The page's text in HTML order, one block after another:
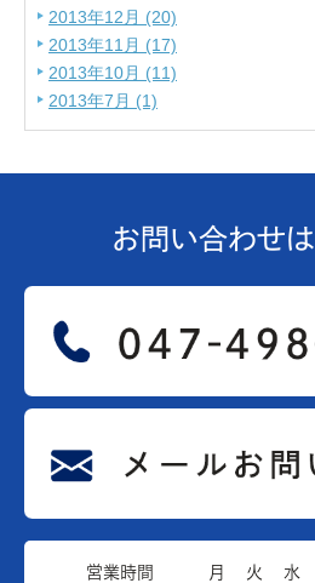
2013年12月 (20)
2013年11月 (17)
2013年10月 (11)
2013年7月 (1)
お問い合わせは
営業時間 月 火 水